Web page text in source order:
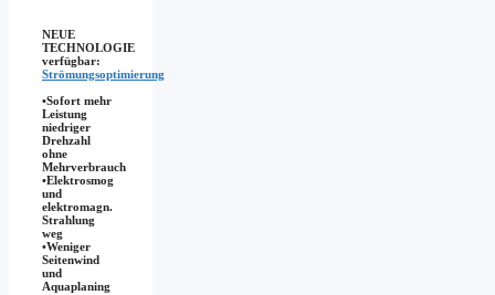
NEUE
TECHNOLOGIE
verfügbar:
Strömungsoptimierung
•Sofort mehr
Leistung
niedriger
Drehzahl
ohne
Mehrverbrauch
•Elektrosmog
und
elektromagn.
Strahlung
weg
•​Weniger
Seitenwind
und
Aquaplaning